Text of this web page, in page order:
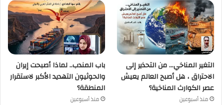
التغير المناخي… من التحذير إلى
الاحتراق ، هل أصبح العالم يعيش
عصر الكوارث المناخية؟
منذ أسبوعين
باب المندب.. لماذا أصبحت إيران
والحوثيون التهديد الأكبر لاستقرار
المنطقة؟
منذ أسبوعين